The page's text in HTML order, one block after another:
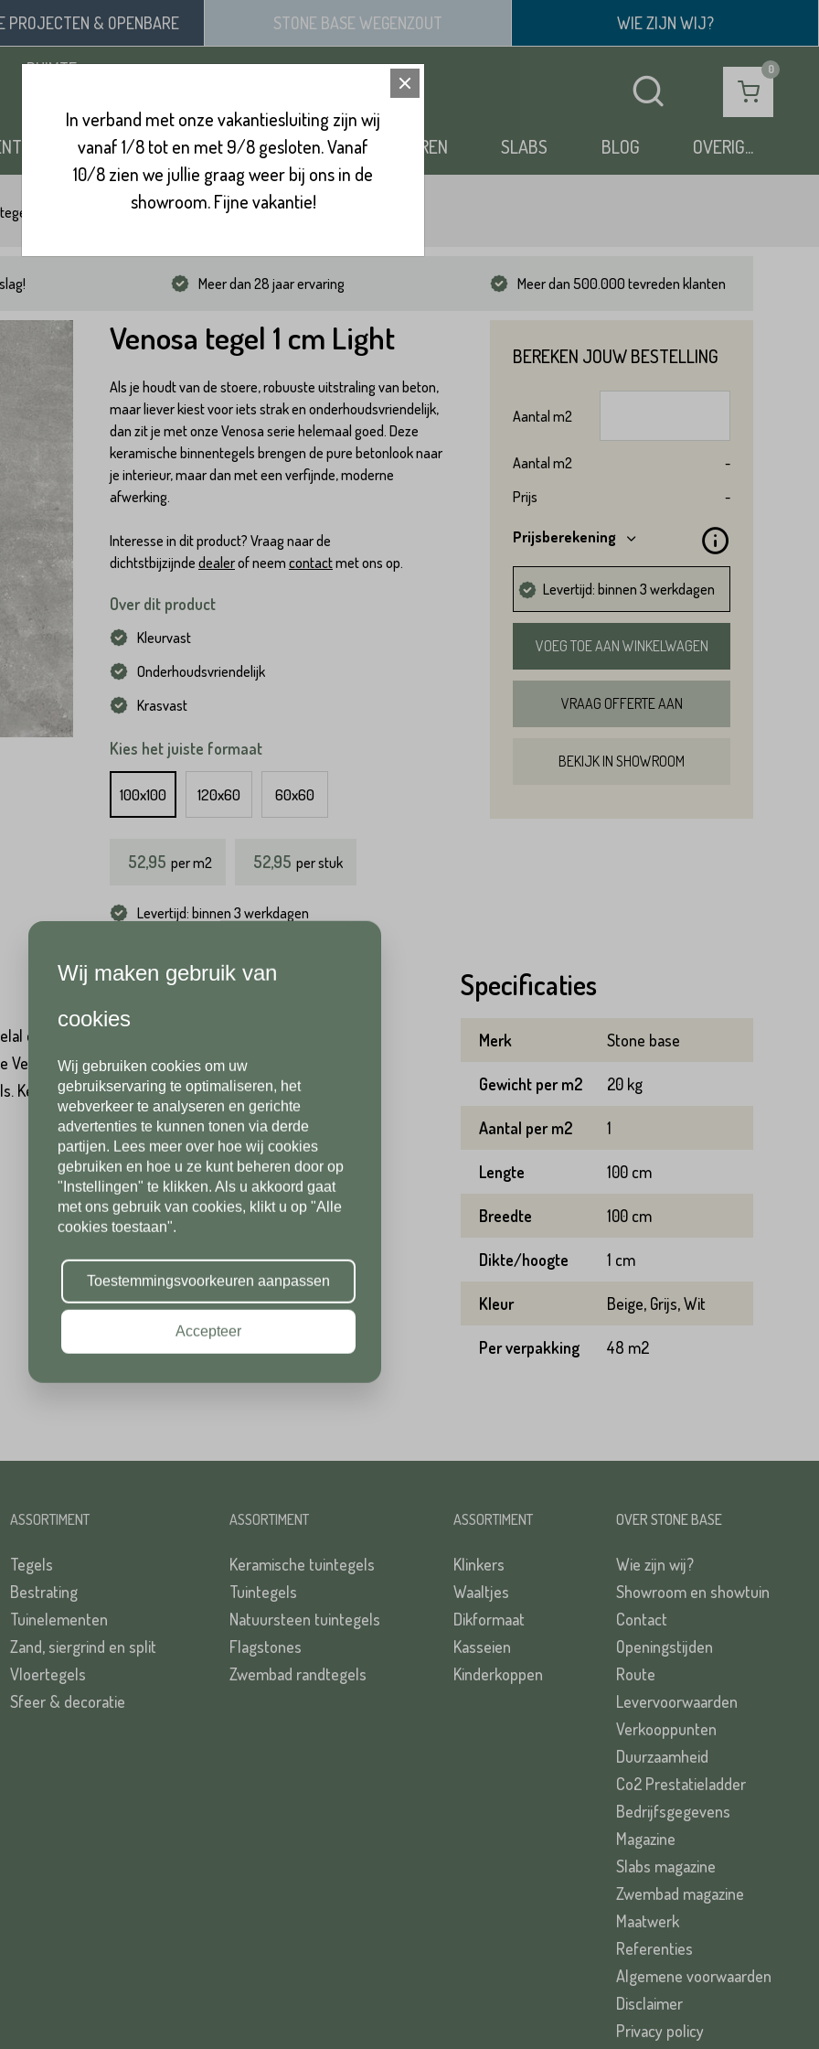
PROJECTEN & OPENBARE
RUIMTE
STONE BASE WEGENZOUT WIE ZIJN WIJ?
ZAND, SIERGRIND & SPLIT BINNENVLOEREN SLABS BLOG OVERIG...
Venosa tegel 1 cm Light
Meer dan 28 jaar ervaring Meer dan 500.000 tevreden klanten
Venosa tegel 1 cm Light
Als je houdt van de stoere, robuuste uitstraling van beton,
maar liever kiest voor iets strak en onderhoudsvriendelijk,
dan zit je met onze Venosa serie helemaal goed. Deze
keramische binnentegels brengen de pure betonlook naar
je interieur, maar dan met een verfijnde, moderne
afwerking.
Interesse in dit product? Vraag naar de
dichtstbijzijnde dealerof neem contactmet ons op.
Over dit product
Kleurvast
Onderhoudsvriendelijk
Krasvast
Kies het juiste formaat
100x100 120x60 60x60
52,95 perm2 52,95 per stuk
Levertijd: binnen 3 werkdagen
BEREKEN JOUW BESTELLING
Aantal m2
Aantal m2
-
Prijs
-
Prijsberekening
Levertijd: binnen 3 werkdagen
VOEG TOE AAN WINKELWAGEN
VRAAG OFFERTE AAN
BEKIJK IN SHOWROOM
direct beschikbaar en uit voorraad leverbaar. De
Light hebben wij ook natuursteen tegels, maar
tuintegels zijn krasvast, kleurvast, slijtvast,
Specificaties
Merk Stone base
Gewicht per m2 20 kg
Aantal per m2 1
Lengte 100 cm
Breedte 100 cm
Dikte/hoogte 1 cm
Kleur Beige, Grijs, Wit
Per verpakking 48 m2
Achternaam*
Telefoonnummer*
Postcode*
Telefoonnummer*
Postcode*
Toevoeging
Plaats*
ASSORTIMENT
Tegels
Bestrating
Tuinelementen
Zand, siergrind en split
Vloertegels
Sfeer & decoratie
ASSORTIMENT
Keramische tuintegels
Tuintegels
Natuursteen tuintegels
Flagstones
Zwembad randtegels
ASSORTIMENT
Klinkers
Waaltjes
Dikformaat
Kasseien
Kinderkoppen
OVER STONE BASE
Wie zijn wij?
Showroom en showtuin
Contact
Openingstijden
Route
Levervoorwaarden
Verkooppunten
Duurzaamheid
Co2 Prestatieladder
Bedrijfsgegevens
Magazine
Slabs magazine
Zwembad magazine
Maatwerk
Referenties
Algemene voorwaarden
Disclaimer
Privacy policy
In verband met onze vakantiesluiting zijn wij
vanaf 1/8 tot en met 9/8 gesloten. Vanaf
10/8 zien we jullie graag weer bij ons in de
showroom. Fijne vakantie!
Wij maken gebruik van
cookies
Wij gebruiken cookies om uw
gebruikservaring te optimaliseren, het
webverkeer te analyseren en gerichte
advertenties te kunnen tonen via derde
partijen. Lees meer over hoe wij cookies
gebruiken en hoe u ze kunt beheren door op
"Instellingen" te klikken. Als u akkoord gaat
met ons gebruik van cookies, klikt u op "Alle
cookies toestaan".
Toestemmingsvoorkeuren aanpassen
Accepteer